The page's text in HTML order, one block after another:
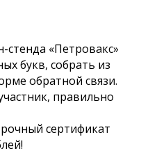
стенда «Петровакс»
букв, собрать из
обратной связи.
правильно
сертификат